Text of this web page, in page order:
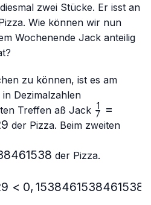
zwei Stücke. Er isst an
Wie können wir nun
Wochenende Jack anteilig
zu können, ist es am
Dezimalzahlen
Treffen aß Jack \frac{1}
7
1
=
der Pizza. Beim zweiten
der Pizza.
0,1428571428571429 <
< 0, 1538461538461538